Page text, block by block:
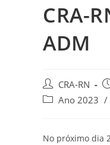
CRA-
ADM
Autor
do
CRA-RN
Categoria
Ano 2023 /
No próximo dia